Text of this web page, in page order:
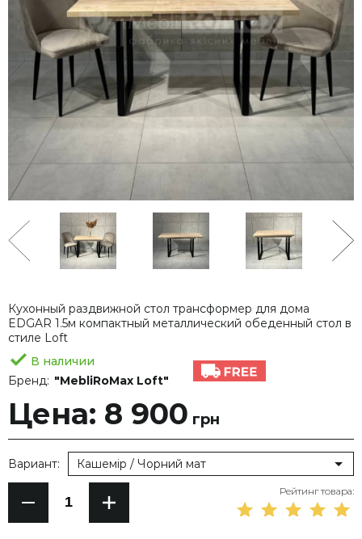
Кухонный раздвижной стол трансформер для дома
EDGAR 1.5м компактный металлический обеденный стол в
стиле Loft
В наличии
Бренд: "MebliRoMax Loft"
Цена: 8 900 грн
Вариант: Кашемір / Чорний мат
Рейтинг товара: